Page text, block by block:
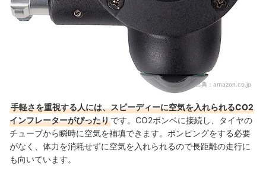
出典： amazon.co.jp
手軽さを重視する人には、スピーディーに空気を入れられるCO2
インフレーターがぴったりです。 CO2ボンベに接続し、タイヤの
チューブから瞬時に空気を補填できます。 ポンピングをする必要
がなく、 体力を消耗せずに空気を入れられるので長距離の走行に
も向いています。